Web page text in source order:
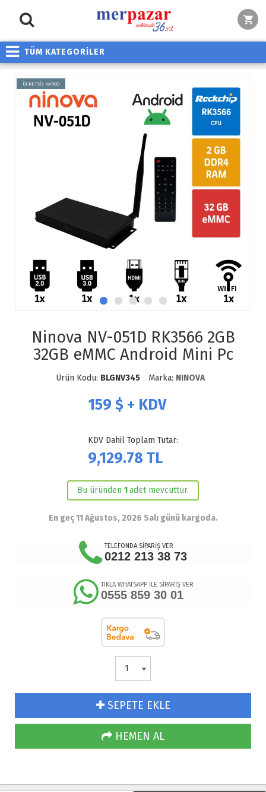
TÜM KATEGORİLER
ÜCRETSİZ KARGO
Ninova NV-051D RK3566 2GB
32GB eMMC Android Mini Pc
Ürün Kodu: BLGNV345 Marka: NINOVA
159 $ + KDV
KDV Dahil Toplam Tutar:
9,129.78 TL
Bu üründen 1adet mevcuttur.
En geç 11 Ağustos, 2026 Salı günü kargoda.
TELEFONDA SİPARİŞ VER
0212 213 38 73
TIKLA WHATSAPP İLE SİPARİŞ VER
0555 859 30 01
SEPETE EKLE
HEMEN AL